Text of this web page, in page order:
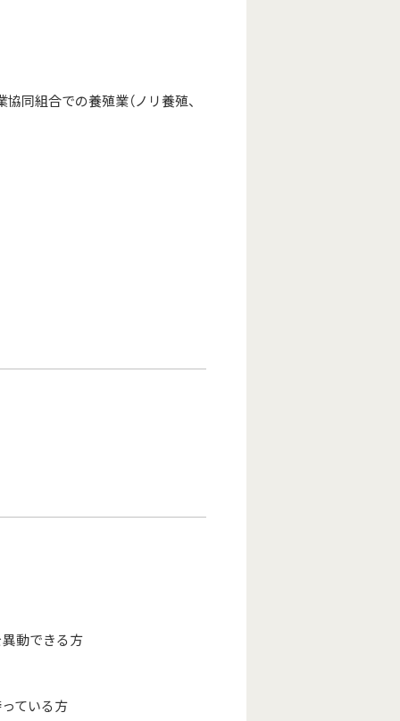
同組合での養殖業（ノリ養殖、
動できる方
ている方